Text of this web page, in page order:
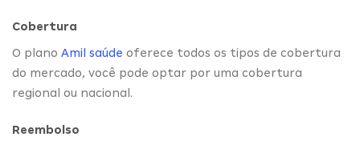
Cobertura
O plano Amil saúde oferece todos os tipos de cobertura
do mercado, você pode optar por uma cobertura
regional ou nacional.
Reembolso